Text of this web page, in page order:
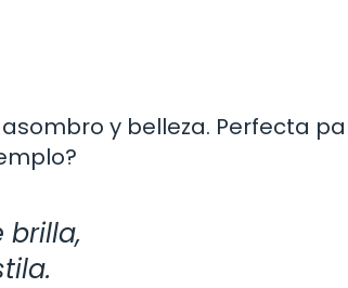
y belleza. Perfecta
brilla,